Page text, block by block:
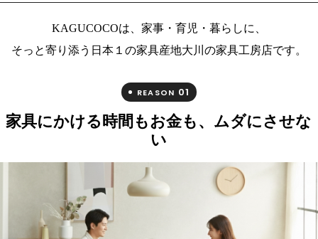
KAGUCOCOは、家事・育児・暮らしに、
そっと寄り添う日本１の家具産地大川の家具工房店です。
REASON 01
家具にかける時間もお金も、ムダにさせな
い